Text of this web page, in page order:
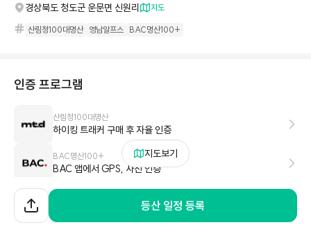
경상북도 청도군 운문면 신원리 지도
산림청100대명산 영남알프스 BAC명산100+
인증 프로그램
산림청100대명산
하이킹 트래커 구매 후 자율 인증
BAC명산100+
BAC 앱에서 GPS, 사진 인증
영남알프스 앱에서 GPS, 사진 인증
지도보기
등산 일정 등록